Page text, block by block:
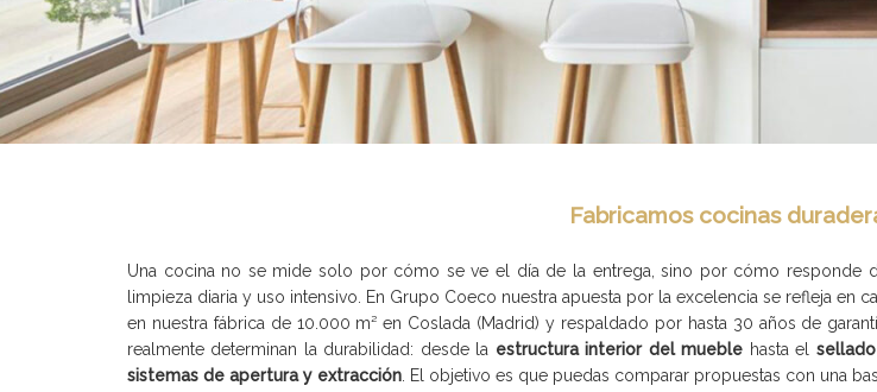
Fabricamos cocinas
Una cocina no se mide solo por cómo se ve el día de la entrega, sino por cómo responde
limpieza diaria y uso intensivo. En Grupo Coeco nuestra apuesta por la excelencia se refleja
en nuestra fábrica de 10.000 m² en Coslada (Madrid) y respaldado por hasta 30 años de
realmente determinan la durabilidad: desde la estructura interior del mueble hasta el
sistemas de apertura y extracción . El objetivo es que puedas comparar propuestas con una